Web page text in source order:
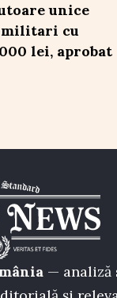
unice
cu
lei, aprobat
— analiză